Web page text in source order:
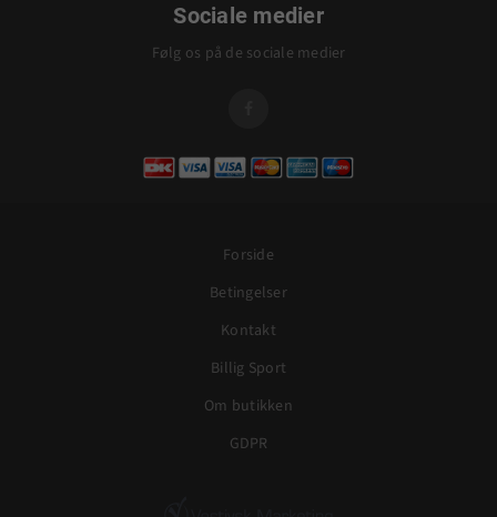
Sociale medier
Følg os på de sociale medier
Forside
Betingelser
Kontakt
Billig Sport
Om butikken
GDPR